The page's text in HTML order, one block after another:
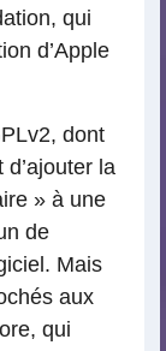
qui
d’Apple
dont
la
» à une
de
Mais
aux
qui